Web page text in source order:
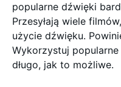
popularne dźwięki
Przesyłają wiele
użycie dźwięku.
Wykorzystuj
długo, jak to możliwe.